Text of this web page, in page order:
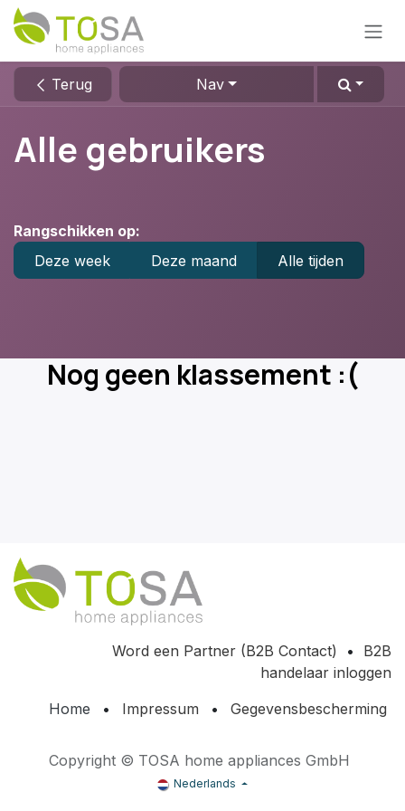
Overslaan naar inhoud
Terug Nav
Alle gebruikers
Rangschikken op:
Deze week
Deze maand Alle tijden
Nog geen klassement :(
Word een Partner (B2B Contact) • B2B
handelaar inloggen
Home
• Impressum • Gegevensbescherming
Copyright © TOSA home appliances GmbH
Nederlands